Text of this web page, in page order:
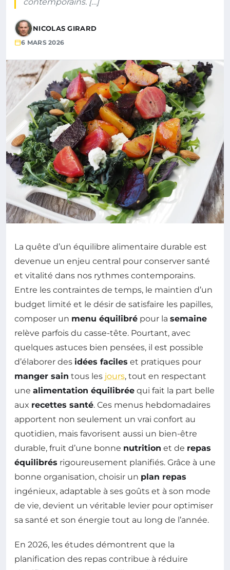
NICOLAS GIRARD
6 MARS 2026
La quête d’un équilibre alimentaire durable est
devenue un enjeu central pour conserver santé
et vitalité dans nos rythmes contemporains.
Entre les contraintes de temps, le maintien d’un
budget limité et le désir de satisfaire les papilles,
composer un menu équilibré pour la semaine
relève parfois du casse-tête. Pourtant, avec
quelques astuces bien pensées, il est possible
d’élaborer des idées faciles et pratiques pour
manger sain tous les jours, tout en respectant
une alimentation équilibrée qui fait la part belle
aux recettes santé. Ces menus hebdomadaires
apportent non seulement un vrai confort au
quotidien, mais favorisent aussi un bien-être
durable, fruit d’une bonne nutrition et de repas
équilibrés rigoureusement planifiés. Grâce à une
bonne organisation, choisir un plan repas
ingénieux, adaptable à ses goûts et à son mode
de vie, devient un véritable levier pour optimiser
sa santé et son énergie tout au long de l’année.
En 2026, les études démontrent que la
planification des repas contribue à réduire